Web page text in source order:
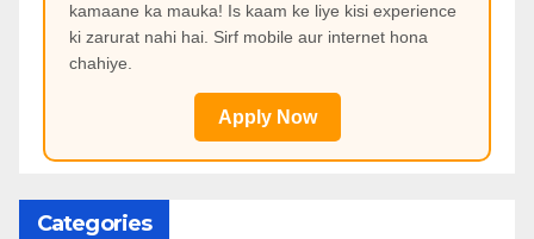
kamaane ka mauka! Is kaam ke liye kisi experience
ki zarurat nahi hai. Sirf mobile aur internet hona
chahiye.
Apply Now
Categories